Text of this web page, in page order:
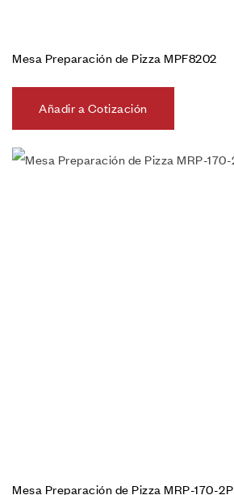
Mesa Preparación de Pizza MPF8202
Añadir a Cotización
Mesa Preparación de Pizza MRP-170-2P